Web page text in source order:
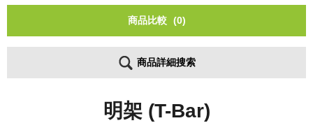
商品比較 (0)
商品詳細搜索
明架 (T-Bar)